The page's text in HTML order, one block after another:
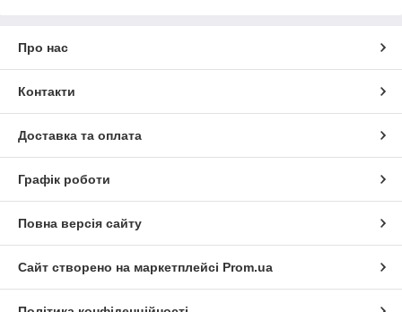
Про нас
Контакти
Доставка та оплата
Графік роботи
Повна версія сайту
Сайт створено на маркетплейсі Prom.ua